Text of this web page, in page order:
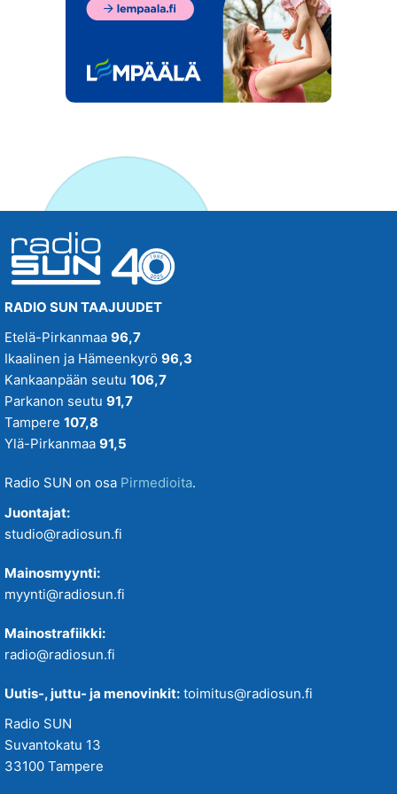
RADIO SUN TAAJUUDET
Etelä-Pirkanmaa 96,7
Ikaalinen ja Hämeenkyrö 96,3
Kankaanpään seutu 106,7
Parkanon seutu 91,7
Tampere 107,8
Ylä-Pirkanmaa 91,5
Radio SUN on osa Pirmedioita.
Juontajat:
studio@radiosun.fi
Mainosmyynti:
myynti@radiosun.fi
Mainostrafiikki:
radio@radiosun.fi
Uutis-, juttu- ja menovinkit: toimitus@radiosun.fi
Radio SUN
Suvantokatu 13
33100 Tampere